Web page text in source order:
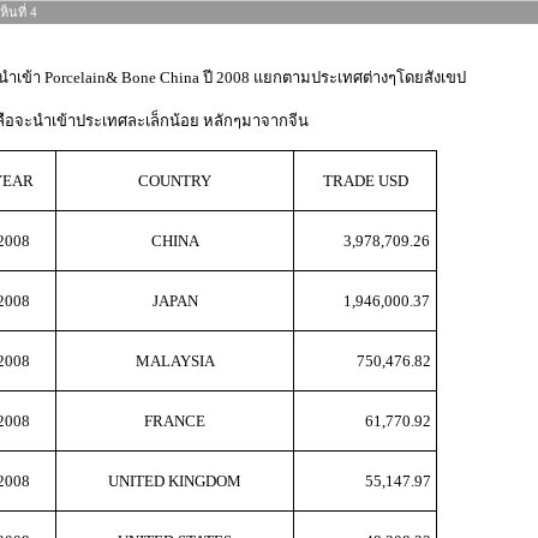
นที่ 4
เข้า Porcelain& Bone China ปี 2008 แยกตามประเทศต่างๆโดยสังเขป
อจะนำเข้าประเทศละเล็กน้อย หลักๆมาจากจีน
COUNTRY TRADE USD
CHINA 3,978,709.26
JAPAN 1,946,000.37
MALAYSIA 750,476.82
FRANCE 61,770.92
UNITED KINGDOM 55,147.97